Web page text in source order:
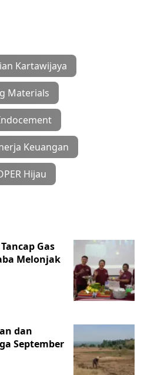
Kartawijaya
Materials
Keuangan
Hijau
Gas
Melonjak
dan
September